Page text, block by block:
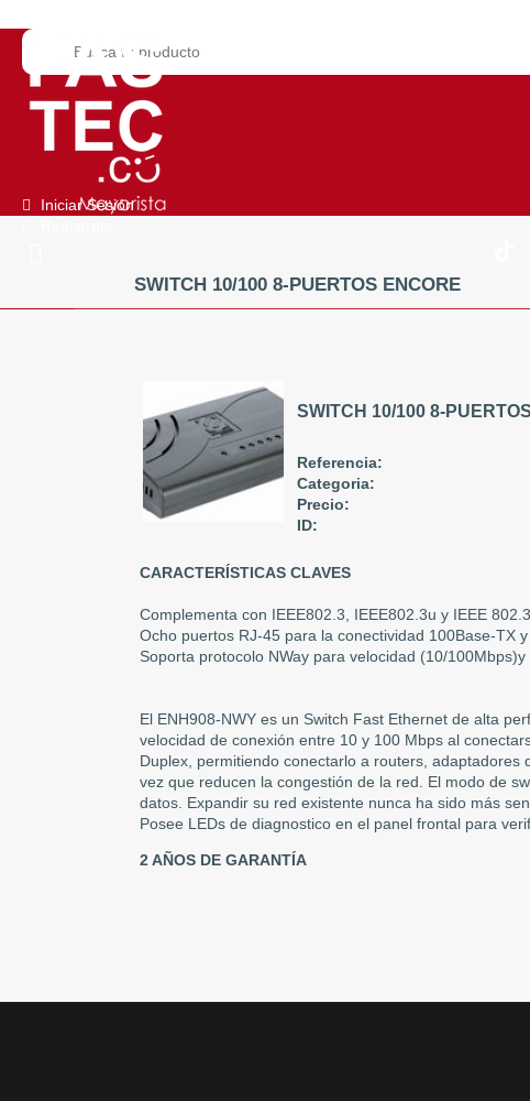
Iniciar Sesión
SWITCH 10/100 8-PUERTOS ENCORE
SWITCH 10/100 8-
Referencia:
Categoria:
Precio:
ID:
CARACTERÍSTICAS CLAVES
Complementa con IEEE802.3, IEEE802.3u y IEEE
Ocho puertos RJ-45 para la conectividad 100Base-TX
Soporta protocolo NWay para velocidad (10/
El ENH908-NWY es un Switch Fast Ethernet de alta
velocidad de conexión entre 10 y 100 Mbps al
Duplex, permitiendo conectarlo a routers,
vez que reducen la congestión de la red. El modo de
datos. Expandir su red existente nunca ha sido más
Posee LEDs de diagnostico en el panel frontal para
2 AÑOS DE GARANTÍA